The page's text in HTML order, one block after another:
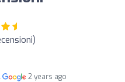
2 years ago